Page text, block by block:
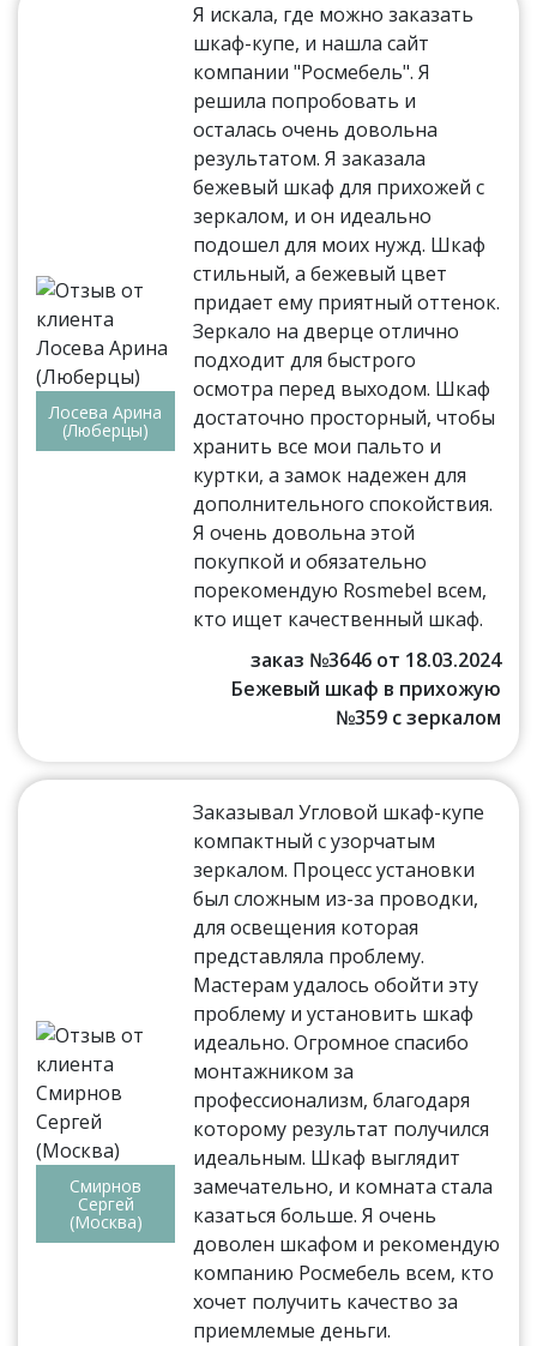
Лосева Арина
(Люберцы)
Я искала, где можно заказать
шкаф-купе, и нашла сайт
компании "Росмебель". Я
решила попробовать и
осталась очень довольна
результатом. Я заказала
бежевый шкаф для прихожей с
зеркалом, и он идеально
подошел для моих нужд. Шкаф
стильный, а бежевый цвет
придает ему приятный оттенок.
Зеркало на дверце отлично
подходит для быстрого
осмотра перед выходом. Шкаф
достаточно просторный, чтобы
хранить все мои пальто и
куртки, а замок надежен для
дополнительного спокойствия.
Я очень довольна этой
покупкой и обязательно
порекомендую Rosmebel всем,
кто ищет качественный шкаф.
заказ №3646 от 18.03.2024
Бежевый шкаф в прихожую
№359 с зеркалом
Смирнов
Сергей
(Москва)
Заказывал Угловой шкаф-купе
компактный с узорчатым
зеркалом. Процесс установки
был сложным из-за проводки,
для освещения которая
представляла проблему.
Мастерам удалось обойти эту
проблему и установить шкаф
идеально. Огромное спасибо
монтажником за
профессионализм, благодаря
которому результат получился
идеальным. Шкаф выглядит
замечательно, и комната стала
казаться больше. Я очень
доволен шкафом и рекомендую
компанию Росмебель всем, кто
хочет получить качество за
приемлемые деньги.